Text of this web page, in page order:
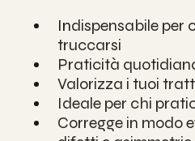
Indispensabile per
truccarsi
Praticità
Valorizza i tuoi
Ideale per chi
Corregge in modo